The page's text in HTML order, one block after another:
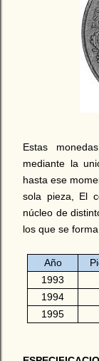
Estas
mediante la
hasta ese
sola pieza, El
núcleo de
los que se
Año
1993
1994
1995